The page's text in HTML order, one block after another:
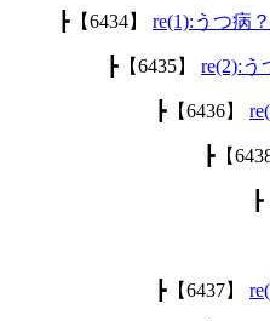
┣【6434】 re(1):うつ病？
┣【6435】 re(2):う
┣【6436】
┣【
┣【6437】